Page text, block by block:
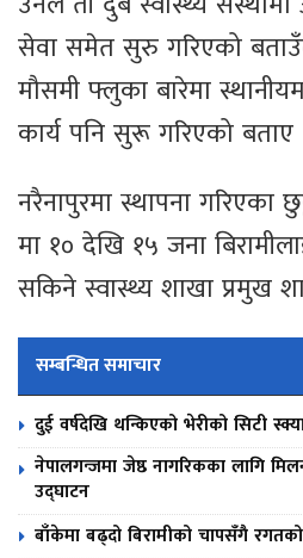
सेवा समेत सुरु गरिएको
मौसमी फ्लुका बारेमा
कार्य पनि सुरू गरिएको बताए
नरैनापुरमा स्थापना गरिएका
मा १० देखि १५ जना
सकिने स्वास्थ्य शाखा प्रमुख
सम्बन्धित समाचार
दुई वर्षदेखि थन्किएको भेरीको सिटी
नेपालगन्जमा जेष्ठ नागरिकका लागि
उद्घाटन
बाँकेमा बढ्दो बिरामीको चापसँगै